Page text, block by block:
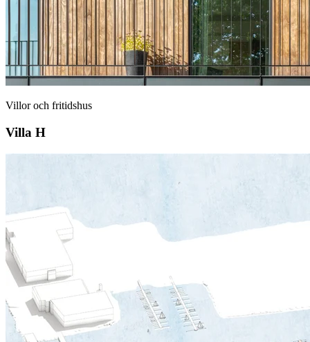
Villor och fritidshus
Villa H